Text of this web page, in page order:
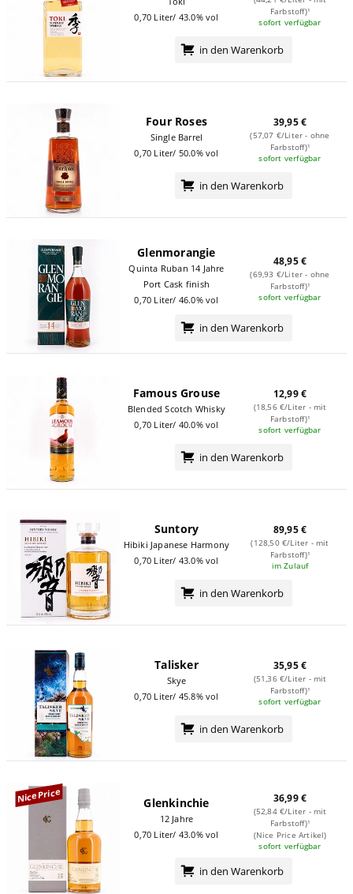
0,70 Liter/ 43.0% vol
Farbstoff)¹
sofort verfügbar
in den Warenkorb
Four Roses
Single Barrel
0,70 Liter/ 50.0% vol
39,95 €
(57,07 €/Liter - ohne
Farbstoff)¹
sofort verfügbar
in den Warenkorb
Glenmorangie
Quinta Ruban 14 Jahre
Port Cask finish
0,70 Liter/ 46.0% vol
48,95 €
(69,93 €/Liter - ohne
Farbstoff)¹
sofort verfügbar
in den Warenkorb
Famous Grouse
Blended Scotch Whisky
0,70 Liter/ 40.0% vol
12,99 €
(18,56 €/Liter - mit
Farbstoff)¹
sofort verfügbar
in den Warenkorb
Suntory
Hibiki Japanese Harmony
0,70 Liter/ 43.0% vol
89,95 €
(128,50 €/Liter - mit
Farbstoff)¹
im Zulauf
in den Warenkorb
Talisker
Skye
0,70 Liter/ 45.8% vol
35,95 €
(51,36 €/Liter - mit
Farbstoff)¹
sofort verfügbar
in den Warenkorb
NicePrice Glenkinchie
12 Jahre
0,70 Liter/ 43.0% vol
36,99 €
(52,84 €/Liter - mit
Farbstoff)¹
(Nice Price Artikel)
sofort verfügbar
in den Warenkorb